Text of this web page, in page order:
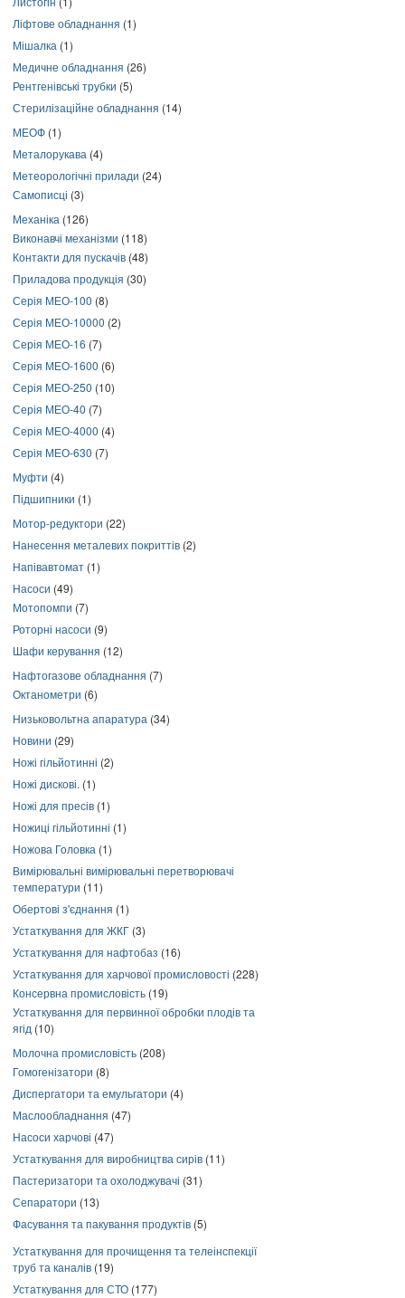
Ліфтове обладнання (1)
Мішалка (1)
Медичне обладнання (26)
Рентгенівські трубки (5)
Стерилізаційне обладнання (14)
МЕОФ (1)
Металорукава (4)
Метеорологічні прилади (24)
Самописці (3)
Механіка (126)
Виконавчі механізми (118)
Контакти для пускачів (48)
Приладова продукція (30)
Серія МЕО-100 (8)
Серія МЕО-10000 (2)
Серія МЕО-16 (7)
Серія МЕО-1600 (6)
Серія МЕО-250 (10)
Серія МЕО-40 (7)
Серія МЕО-4000 (4)
Серія МЕО-630 (7)
Муфти (4)
Підшипники (1)
Мотор-редуктори (22)
Нанесення металевих покриттів (2)
Напівавтомат (1)
Насоси (49)
Мотопомпи (7)
Роторні насоси (9)
Шафи керування (12)
Нафтогазове обладнання (7)
Октанометри (6)
Низьковольтна апаратура (34)
Новини (29)
Ножі гільйотинні (2)
Ножі дискові. (1)
Ножі для пресів (1)
Ножиці гільйотинні (1)
Ножова Головка (1)
Вимірювальні вимірювальні перетворювачі
температури (11)
Обертові з'єднання (1)
Устаткування для ЖКГ (3)
Устаткування для нафтобаз (16)
Устаткування для харчової промисловості (228)
Консервна промисловість (19)
Устаткування для первинної обробки плодів та
ягід (10)
Молочна промисловість (208)
Гомогенізатори (8)
Диспергатори та емульгатори (4)
Маслообладнання (47)
Насоси харчові (47)
Устаткування для виробництва сирів (11)
Пастеризатори та охолоджувачі (31)
Сепаратори (13)
Фасування та пакування продуктів (5)
Устаткування для прочищення та телеінспекції
труб та каналів (19)
Устаткування для СТО (177)